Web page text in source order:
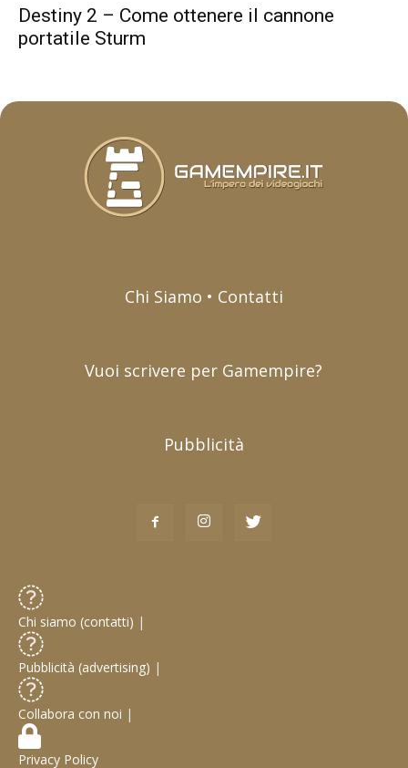
Destiny 2 – Come ottenere il cannone
portatile Sturm
Chi Siamo • Contatti
Vuoi scrivere per Gamempire?
Pubblicità
Chi siamo (contatti) |
Pubblicità (advertising) |
Collabora con noi |
Privacy Policy